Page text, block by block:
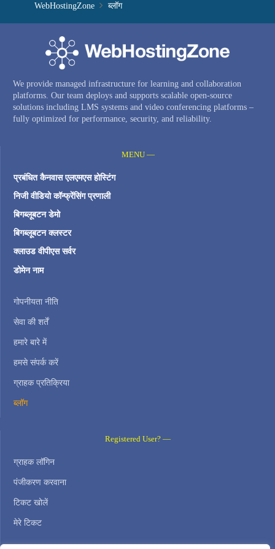
WebHostingZone ब्लॉग
We provide managed infrastructure for learning and collaboration
platforms. Our team deploys and supports scalable open-source
solutions including LMS systems and video conferencing platforms –
fully optimized for performance, security, and reliability.
MENU —
प्रबंधित कैनवास एलएमएस होस्टिंग
निजी वीडियो कॉन्फ्रेंसिंग प्रणाली
बिगब्लूबटन डेमो
बिगब्लूबटन क्लस्टर
क्लाउड वीपीएस सर्वर
डोमेन नाम
गोपनीयता नीति
सेवा की शर्तें
हमारे बारे में
हमसे संपर्क करें
ग्राहक प्रतिक्रिया
ब्लॉग
Registered User? —
ग्राहक लॉगिन
पंजीकरण करवाना
टिकट खोलें
मेरे टिकट